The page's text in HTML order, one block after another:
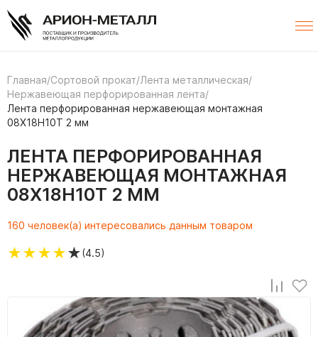
Главная/Сортовой прокат/Лента металлическая/
Нержавеющая перфорированная лента/
Лента перфорированная нержавеющая монтажная
08Х18Н10Т 2 мм
ЛЕНТА ПЕРФОРИРОВАННАЯ
НЕРЖАВЕЮЩАЯ МОНТАЖНАЯ
08Х18Н10Т 2 ММ
160 человек(а) интересовались данным товаром
★★★★★(4.5)